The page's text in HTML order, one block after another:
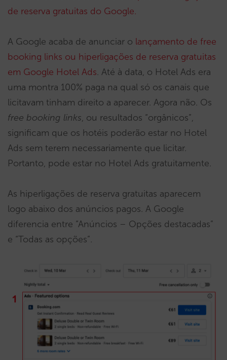
de reserva gratuitas do Google.
A Google acaba de anunciar o lançamento de free
booking links ou hiperligações de reserva gratuitas
em Google Hotel Ads. Até à data, o Hotel Ads era
uma montra 100% paga na qual só os canais que
licitavam tinham direito a aparecer. Agora não. Os
free booking links, ou resultados “orgânicos”,
significam que os hotéis poderão estar no Hotel
Ads sem terem necessariamente que licitar.
Portanto, pode estar no Hotel Ads gratuitamente.
As hiperligações de reserva gratuitas aparecem
logo abaixo dos anúncios pagos. A Google
diferencia entre “Anúncios – Opções destacadas”
e “Todas as opções”.